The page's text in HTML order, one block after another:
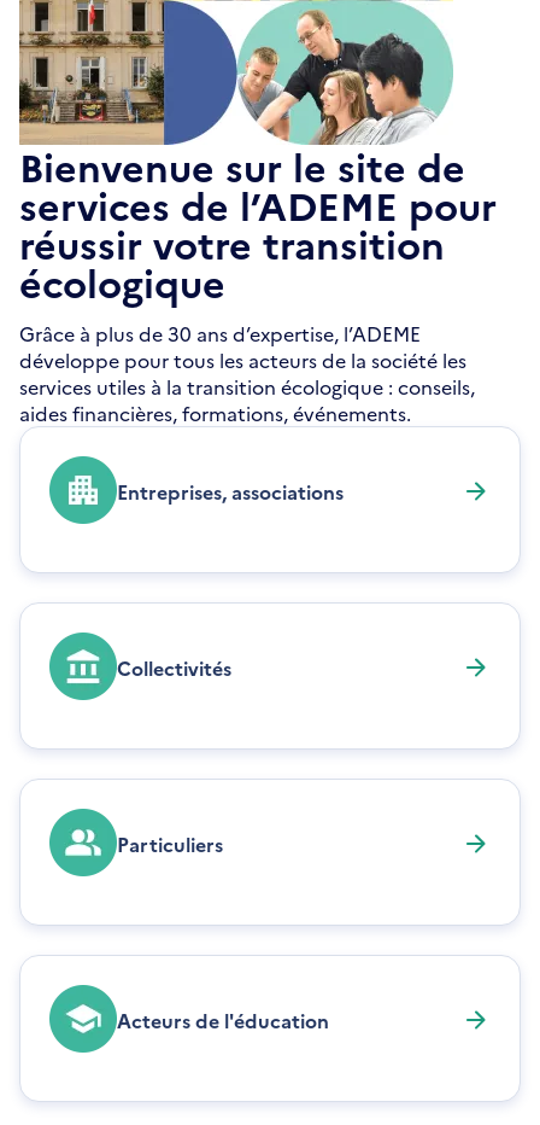
Bienvenue sur le site de
services de l’ADEME pour
réussir votre transition
écologique
Grâce à plus de 30 ans d’expertise, l’ADEME
développe pour tous les acteurs de la société les
services utiles à la transition écologique : conseils,
aides financières, formations, événements.
Entreprises, associations
Collectivités
Particuliers
Acteurs de l'éducation